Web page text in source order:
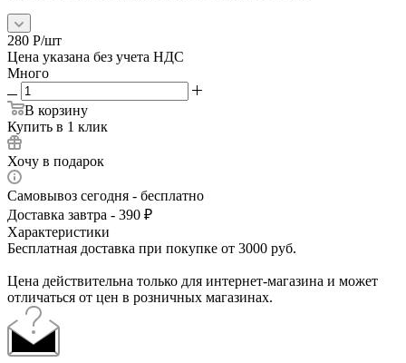
280 Р/шт
Цена указана без учета НДС
Много
В корзину
Купить в 1 клик
Хочу в подарок
Самовывоз сегодня - бесплатно
Доставка завтра - 390 ₽
Характеристики
Бесплатная доставка при покупке от 3000 руб.
Цена действительна только для интернет-магазина и может
отличаться от цен в розничных магазинах.